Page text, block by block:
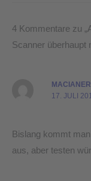
4 Kommentare zu
Scanner überhaupt
MACIANER
17. JULI
Bislang kommt
aus, aber testen